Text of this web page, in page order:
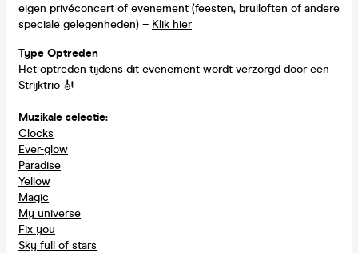
eigen privéconcert of evenement (feesten, bruiloften of andere
speciale gelegenheden) – Klik hier
Type Optreden
Het optreden tijdens dit evenement wordt verzorgd door een
Strijktrio 🎻
Muzikale selectie:
Clocks
Ever-glow
Paradise
Yellow
Magic
My universe
Fix you
Sky full of stars